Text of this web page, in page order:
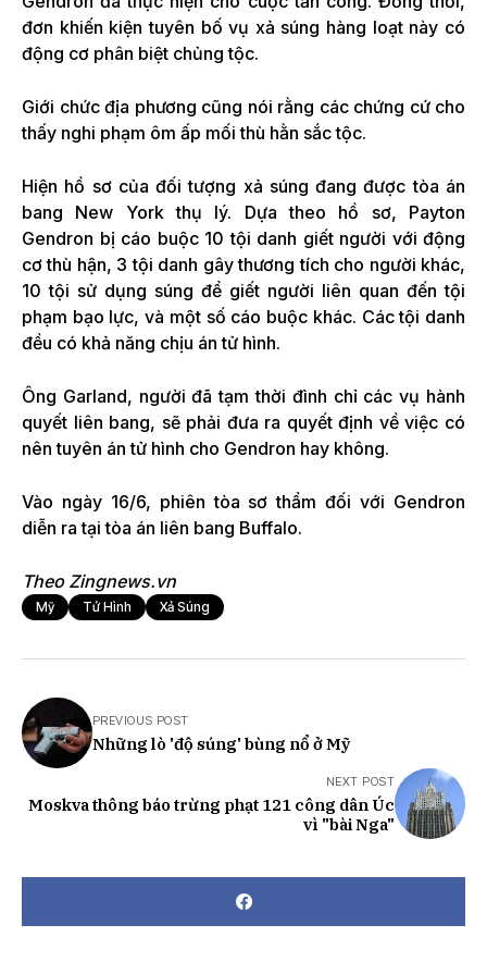
đơn khiến kiện tuyên bố vụ xả súng hàng loạt này có
động cơ phân biệt chủng tộc.
Giới chức địa phương cũng nói rằng các chứng cứ cho
thấy nghi phạm ôm ấp mối thù hằn sắc tộc.
Hiện hồ sơ của đối tượng xả súng đang được tòa án
bang New York thụ lý. Dựa theo hồ sơ, Payton
Gendron bị cáo buộc 10 tội danh giết người với động
cơ thù hận, 3 tội danh gây thương tích cho người khác,
10 tội sử dụng súng để giết người liên quan đến tội
phạm bạo lực, và một số cáo buộc khác. Các tội danh
đều có khả năng chịu án tử hình.
Ông Garland, người đã tạm thời đình chỉ các vụ hành
quyết liên bang, sẽ phải đưa ra quyết định về việc có
nên tuyên án tử hình cho Gendron hay không.
Vào ngày 16/6, phiên tòa sơ thẩm đối với Gendron
diễn ra tại tòa án liên bang Buffalo.
Theo Zingnews.vn
Mỹ Tử Hình Xả Súng
PREVIOUS POST
Những lò 'độ súng' bùng nổ ở Mỹ
NEXT POST
Moskva thông báo trừng phạt 121 công dân Úc
vì "bài Nga"